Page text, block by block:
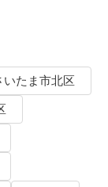
いたま市北区